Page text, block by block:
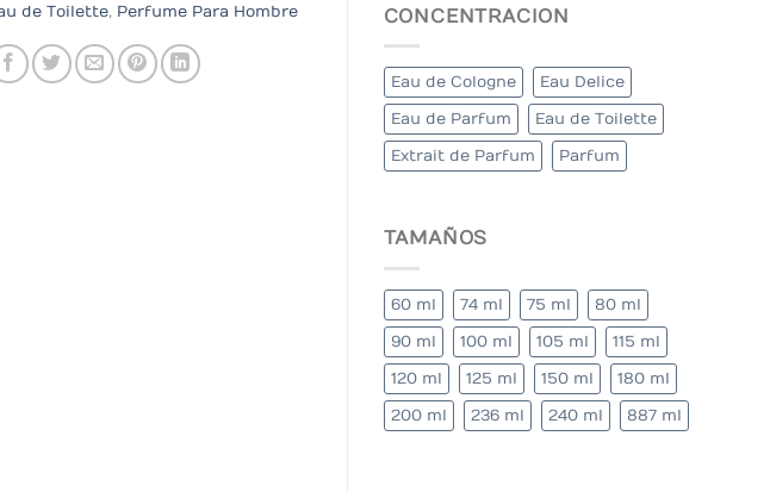
de Toilette, Perfume Para Hombre CONCENTRACION
Eau de Cologne Eau Delice
Eau de Parfum Eau de Toilette
Extrait de Parfum Parfum
TAMAÑOS
60 ml 74 ml 75 ml 80 ml
90 ml 100 ml 105 ml 115 ml
120 ml 125 ml 150 ml 180 ml
200 ml 236 ml 240 ml 887 ml